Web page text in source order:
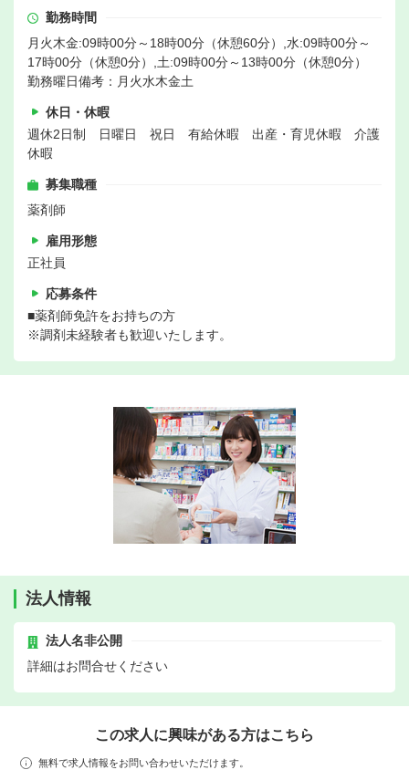
勤務時間
月火木金:09時00分～18時00分（休憩60分）,水:09時00分～
17時00分（休憩0分）,土:09時00分～13時00分（休憩0分）
勤務曜日備考：月火水木金土
休日・休暇
週休2日制 日曜日 祝日 有給休暇 出産・育児休暇 介護
休暇
募集職種
薬剤師
雇用形態
正社員
応募条件
■薬剤師免許をお持ちの方
※調剤未経験者も歓迎いたします。
法人情報
法人名非公開
詳細はお問合せください
この求人に興味がある方はこちら
無料で求人情報をお問い合わせいただけます。